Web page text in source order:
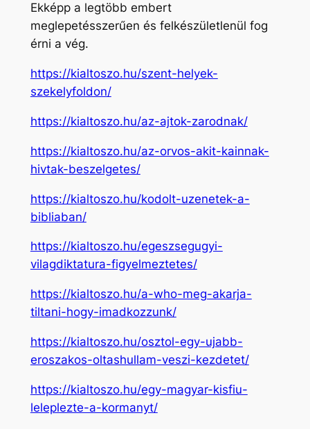
Ekképp a legtöbb embert
meglepetésszerűen és felkészületlenül fog
érni a vég.
https://kialtoszo.hu/szent-helyek-
szekelyfoldon/
https://kialtoszo.hu/az-ajtok-zarodnak/
https://kialtoszo.hu/az-orvos-akit-kainnak-
hivtak-beszelgetes/
https://kialtoszo.hu/kodolt-uzenetek-a-
bibliaban/
https://kialtoszo.hu/egeszsegugyi-
vilagdiktatura-figyelmeztetes/
https://kialtoszo.hu/a-who-meg-akarja-
tiltani-hogy-imadkozzunk/
https://kialtoszo.hu/osztol-egy-ujabb-
eroszakos-oltashullam-veszi-kezdetet/
https://kialtoszo.hu/egy-magyar-kisfiu-
leleplezte-a-kormanyt/